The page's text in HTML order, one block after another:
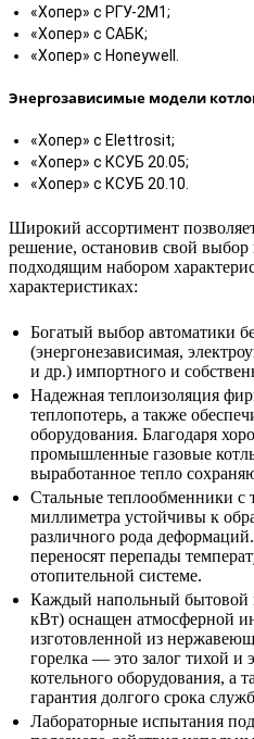
«Хопер» с РГУ-2М1;
«Хопер» с САБК;
«Хопер» с Honeywell.
Энергозависимые модели
«Хопер» с Elettrosit;
«Хопер» с КСУБ 20.05;
«Хопер» с КСУБ 20.10.
Широкий ассортимент
решение, остановив свой выбор
подходящим набором
характеристиках:
Богатый выбор автоматики
(энергонезависимая,
и др.) импортного и
Надежная теплоизоляция
теплопотерь, а также
оборудования. Благодаря
промышленные газовые
выработанное тепло
Стальные теплообменники с
миллиметра устойчивы к
различного рода
переносят перепады
отопительной системе.
Каждый напольный бытовой
кВт) оснащен атмосферной
изготовленной из
горелка — это залог тихой и
котельного оборудования, а
гарантия долгого срока
Лабораторные испытания